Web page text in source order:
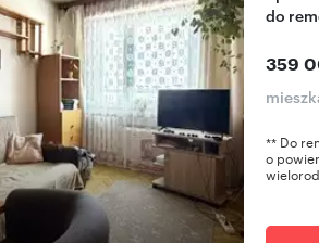
do
359
** Do
o